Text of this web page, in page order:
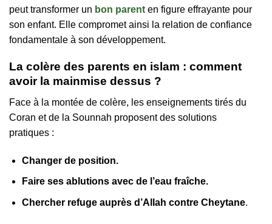
peut transformer un bon parent en figure effrayante pour
son enfant. Elle compromet ainsi la relation de confiance
fondamentale à son développement.
La colère des parents en islam : comment
avoir la mainmise dessus ?
Face à la montée de colère, les enseignements tirés du
Coran et de la Sounnah proposent des solutions
pratiques :
Changer de position.
Faire ses ablutions avec de l’eau fraîche.
Chercher refuge auprès d’Allah contre Cheytane.